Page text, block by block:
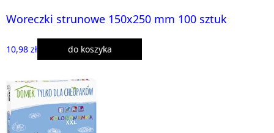
Woreczki strunowe 150x250 mm 100 sztuk
10,98 zł do koszyka